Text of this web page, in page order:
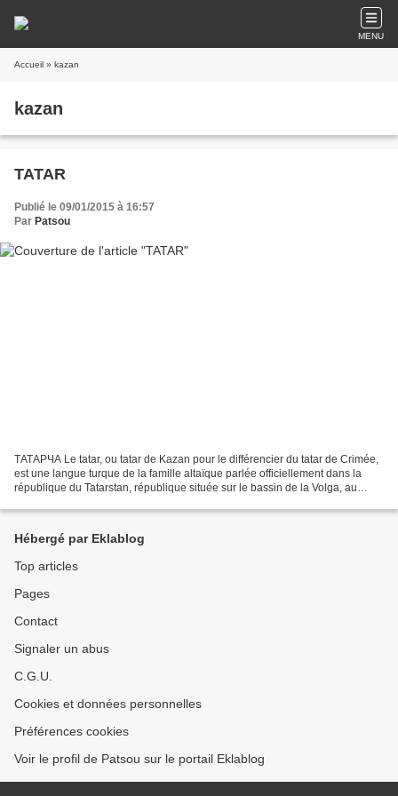
MENU
Accueil » kazan
kazan
TATAR
Publié le 09/01/2015 à 16:57
Par Patsou
ТАТАРЧА Le tatar, ou tatar de Kazan pour le différencier du tatar de Crimée,
est une langue turque de la famille altaïque parlée officiellement dans la
république du Tatarstan, république située sur le bassin de la Volga, au
Hébergé par Eklablog
Top articles
Pages
Contact
Signaler un abus
C.G.U.
Cookies et données personnelles
Préférences cookies
Voir le profil de Patsou sur le portail Eklablog